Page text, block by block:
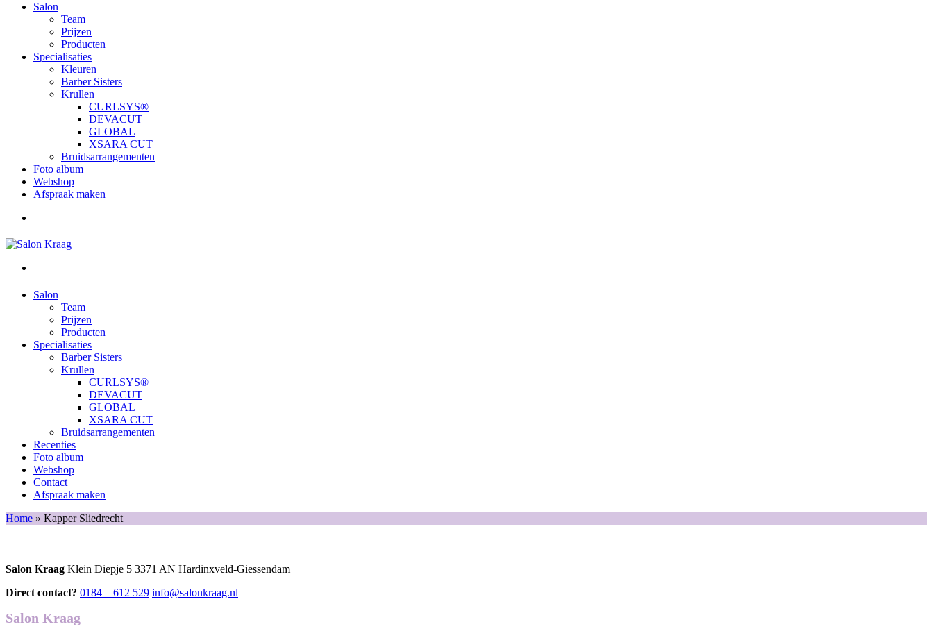
Salon
Team
Prijzen
Producten
Specialisaties
Kleuren
Barber Sisters
Krullen
CURLSYS®
DEVACUT
GLOBAL
XSARA CUT
Bruidsarrangementen
Foto album
Webshop
Afspraak maken
Salon
Team
Prijzen
Producten
Specialisaties
Barber Sisters
Krullen
CURLSYS®
DEVACUT
GLOBAL
XSARA CUT
Bruidsarrangementen
Recenties
Foto album
Webshop
Contact
Afspraak maken
Home » Kapper Sliedrecht
Salon Kraag Klein Diepje 5 3371 AN Hardinxveld-Giessendam
Direct contact? 0184 – 612 529 info@salonkraag.nl
Salon Kraag